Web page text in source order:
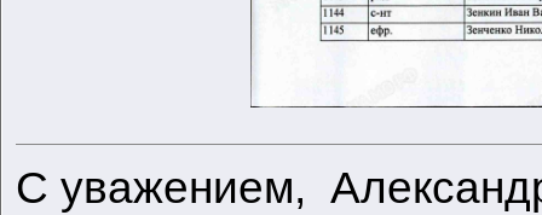
С уважением,